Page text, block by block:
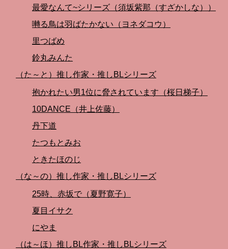
最愛なんて~シリーズ（須坂紫那（すざかしな））
囀る鳥は羽ばたかない（ヨネダコウ）
里つばめ
鈴丸みんた
（た～と）推し作家・推しBLシリーズ
抱かれたい男1位に脅されています（桜日梯子）
10DANCE（井上佐藤）
丹下道
たつもとみお
ときたほのじ
（な～の）推し作家・推しBLシリーズ
25時、赤坂で（夏野寛子）
夏目イサク
にやま
（は～ほ）推しBL作家・推しBLシリーズ